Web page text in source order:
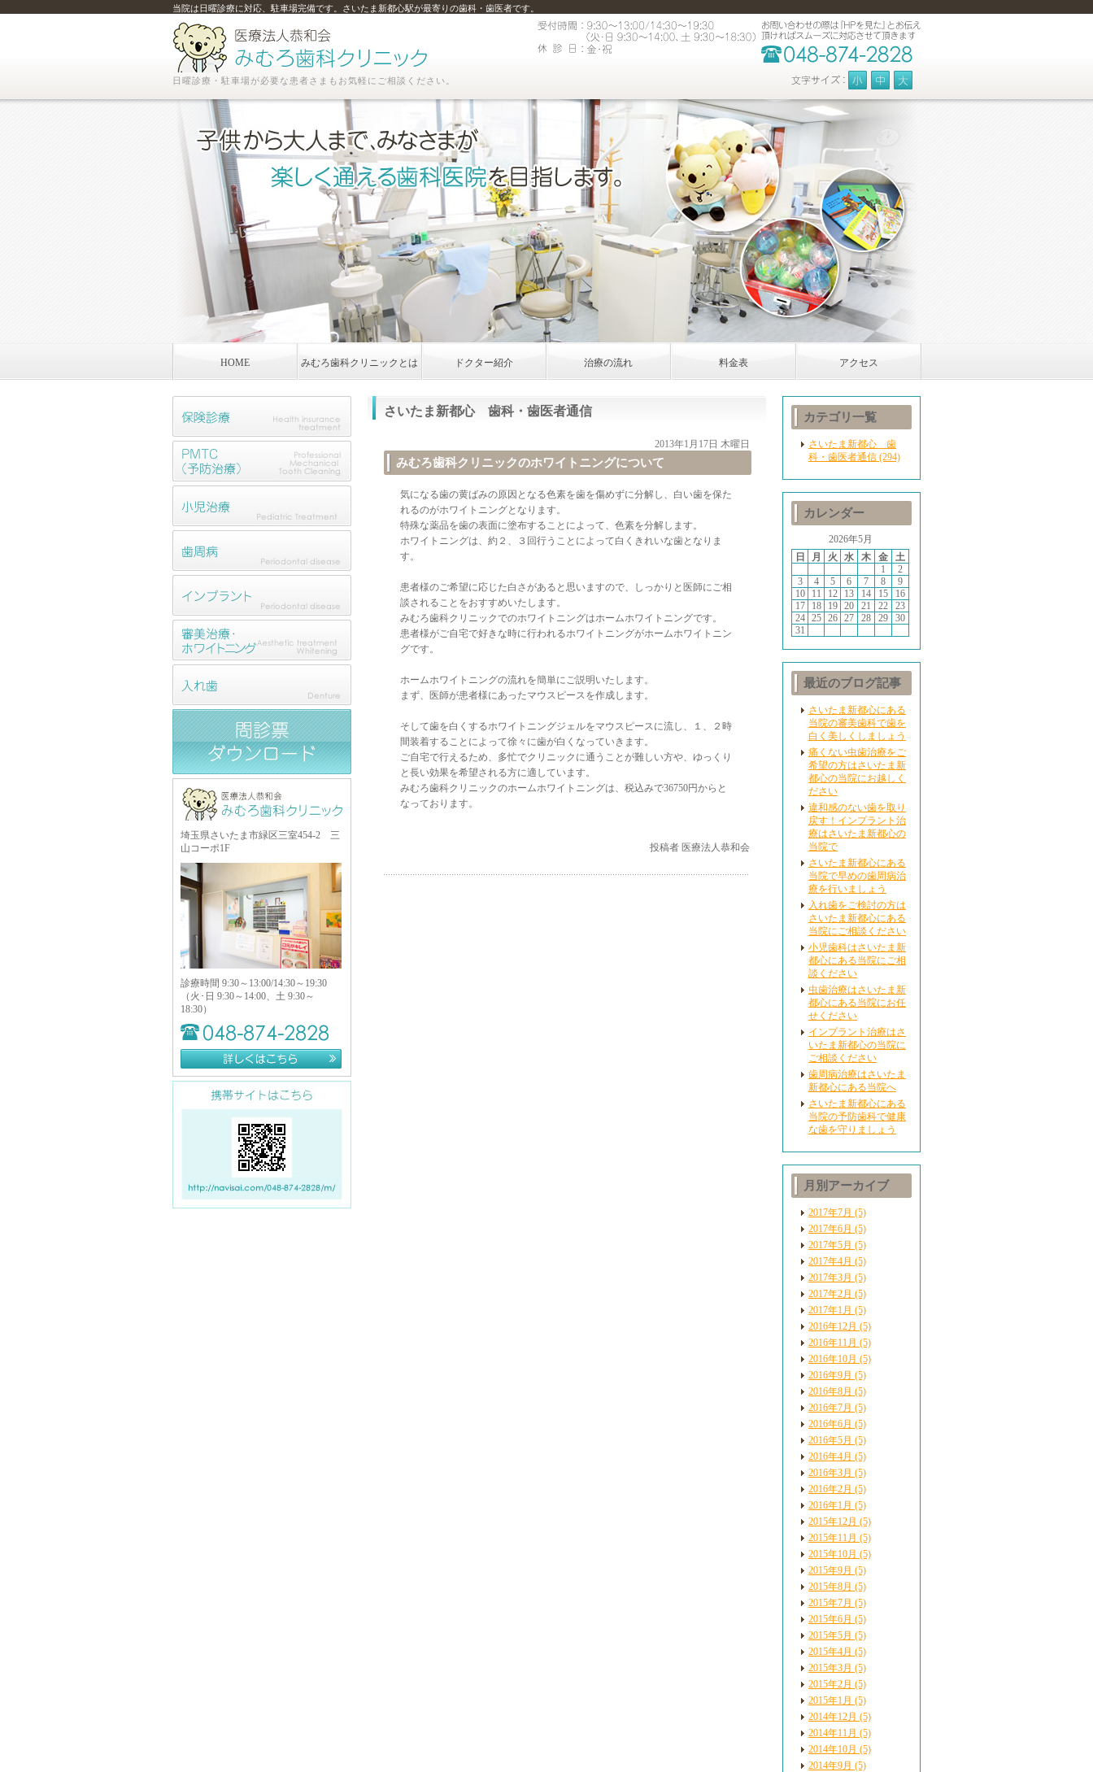
当院は日曜診療に対応、駐車場完備です。さいたま新都心駅が最寄りの歯科・歯医者です。
日曜診療・駐車場が必要な患者さまもお気軽にご相談ください。
HOME みむろ歯科クリニックとは ドクター紹介 治療の流れ 料金表 アクセス
さいたま新都心 歯科・歯医者通信
2013年1月17日 木曜日
みむろ歯科クリニックのホワイトニングについて
気になる歯の黄ばみの原因となる色素を歯を傷めずに分解し、白い歯を保た
れるのがホワイトニングとなります。
特殊な薬品を歯の表面に塗布することによって、色素を分解します。
ホワイトニングは、約２、３回行うことによって白くきれいな歯となりま
す。
患者様のご希望に応じた白さがあると思いますので、しっかりと医師にご相
談されることをおすすめいたします。
みむろ歯科クリニックでのホワイトニングはホームホワイトニングです。
患者様がご自宅で好きな時に行われるホワイトニングがホームホワイトニン
グです。
ホームホワイトニングの流れを簡単にご説明いたします。
まず、医師が患者様にあったマウスピースを作成します。
そして歯を白くするホワイトニングジェルをマウスピースに流し、１、２時
間装着することによって徐々に歯が白くなっていきます。
ご自宅で行えるため、多忙でクリニックに通うことが難しい方や、ゆっくり
と長い効果を希望される方に適しています。
みむろ歯科クリニックのホームホワイトニングは、税込みで36750円からと
なっております。
投稿者 医療法人恭和会
カテゴリ一覧
さいたま新都心 歯
科・歯医者通信 (294)
カレンダー
2026年5月
日
月 火 水 木 金
土
1
2
3
4 5 6 7 8
9
10
11 12 13 14 15
16
17
18 19 20 21 22
23
24
25 26 27 28 29
30
31
最近のブログ記事
さいたま新都心にある
当院の審美歯科で歯を
白く美しくしましょう
痛くない虫歯治療をご
希望の方はさいたま新
都心の当院にお越しく
ださい
違和感のない歯を取り
戻す！インプラント治
療はさいたま新都心の
当院で
さいたま新都心にある
当院で早めの歯周病治
療を行いましょう
入れ歯をご検討の方は
さいたま新都心にある
当院にご相談ください
小児歯科はさいたま新
都心にある当院にご相
談ください
虫歯治療はさいたま新
都心にある当院にお任
せください
インプラント治療はさ
いたま新都心の当院に
ご相談ください
歯周病治療はさいたま
新都心にある当院へ
さいたま新都心にある
当院の予防歯科で健康
な歯を守りましょう
月別アーカイブ
2017年7月 (5)
2017年6月 (5)
2017年5月 (5)
2017年4月 (5)
2017年3月 (5)
2017年2月 (5)
2017年1月 (5)
2016年12月 (5)
2016年11月 (5)
2016年10月 (5)
2016年9月 (5)
2016年8月 (5)
2016年7月 (5)
2016年6月 (5)
2016年5月 (5)
2016年4月 (5)
2016年3月 (5)
2016年2月 (5)
2016年1月 (5)
2015年12月 (5)
2015年11月 (5)
2015年10月 (5)
2015年9月 (5)
2015年8月 (5)
2015年7月 (5)
2015年6月 (5)
2015年5月 (5)
2015年4月 (5)
2015年3月 (5)
2015年2月 (5)
2015年1月 (5)
2014年12月 (5)
2014年11月 (5)
2014年10月 (5)
2014年9月 (5)
埼玉県さいたま市緑区三室454-2 三
山コーポ1F
診療時間 9:30～13:00/14:30～19:30
（火･日 9:30～14:00、土 9:30～
18:30）